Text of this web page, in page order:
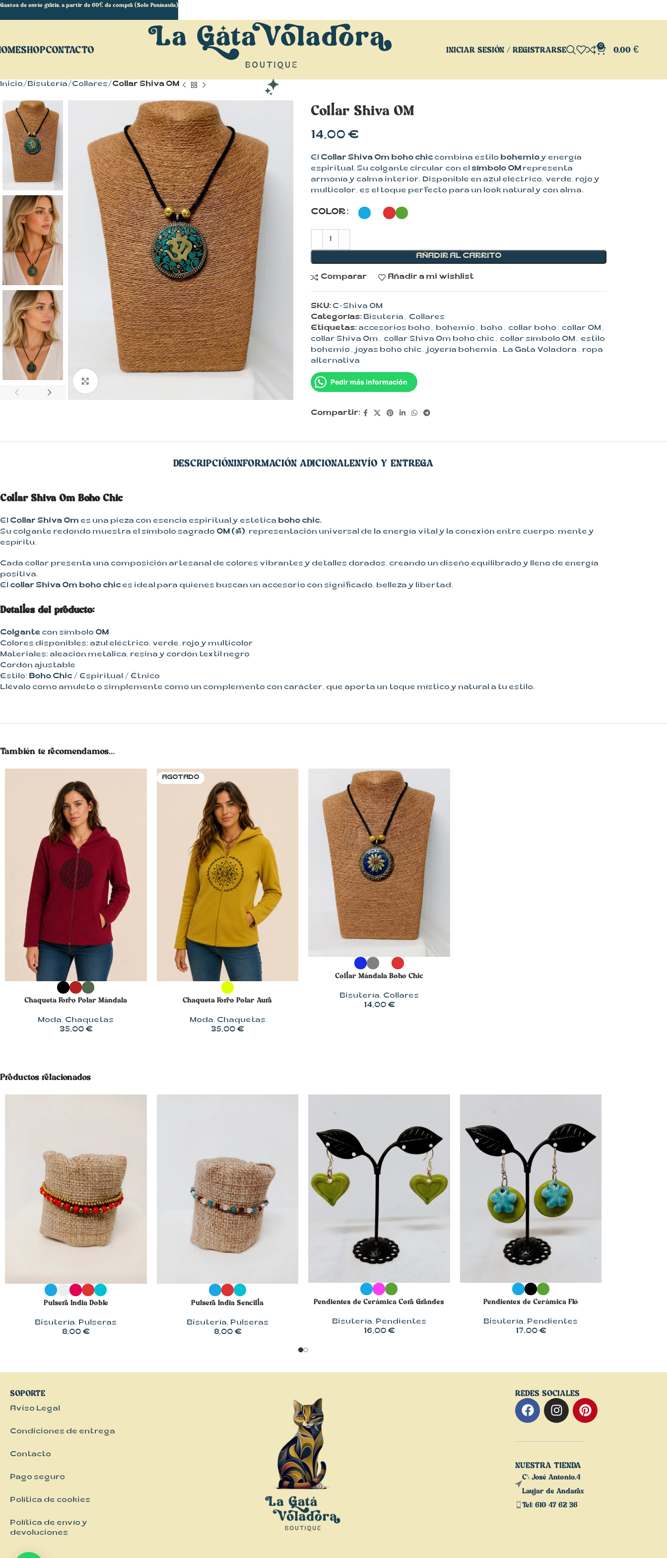
SHOP
CON MUCHO
ESTILO
Blusas
Chalecos
Chaquetas
CONTACTO INICIAR SESIÓN / REGISTRARSE 0 0,00 €
Inicio Bisutería Collares Collar Shiva OM
Collar Shiva OM
14,00 €
El Collar Shiva Om boho chiccombina estilo bohemioy energía
espiritual. Su colgante circular con elsímbolo OMrepresenta
armonía y calma interior. Disponible en azul eléctrico, verde, rojo y
multicolor, es el toque perfecto para un look natural y con alma.
COLOR
AÑADIR AL CARRITO
Comparar Añadir a mi wishlist
SKU: C-Shiva OM
Categorías: Bisutería , Collares
Etiquetas: accesorios boho , bohemio , boho , collar boho , collar OM ,
collar Shiva Om , collar Shiva Om boho chic, collar símbolo OM , estilo
bohemio , joyas boho chic, joyería bohemia , La Gata Voladora , ropa
alternativa
Pedir más información
Compartir:
DESCRIPCIÓNINFORMACIÓN ADICIONALENVÍO Y ENTREGA
Collar Shiva Om Boho Chic
El Collar Shiva Om es una pieza con esencia espiritual y estética boho chic.
Su colgante redondo muestra el símbolo sagrado OM (ॐ), representación universal de la energía vital y la conexión entre cuerpo, mente y
espíritu.
Cada collar presenta una composición artesanal de colores vibrantes y detalles dorados, creando un diseño equilibrado y lleno de energía
positiva.
El collar Shiva Om boho chic es ideal para quienes buscan un accesorio con significado, belleza y libertad.
Detalles del producto:
Colgante con símbolo OM
Colores disponibles: azul eléctrico, verde, rojo y multicolor
Materiales: aleación metálica, resina y cordón textil negro
Cordón ajustable
Estilo: Boho Chic / Espiritual / Étnico
Llévalo como amuleto o simplemente como un complemento con carácter, que aporta un toque místico y natural a tu estilo.
También te recomendamos…
SELECCIONAR OPCIONES
Chaqueta Forro Polar Mándala
Moda, Chaquetas
35,00 €
AGOTADO
SELECCIONAR OPCIONES
Chaqueta Forro Polar Aura
Moda, Chaquetas
35,00 €
SELECCIONAR OPCIONES
Collar Mándala Boho Chic
Bisutería, Collares
14,00 €
Productos relacionados
SELECCIONAR OPCIONES
Pulsera India Doble
Bisutería, Pulseras
8,00 €
SELECCIONAR OPCIONES
Pulsera India Sencilla
Bisutería, Pulseras
8,00 €
SELECCIONAR OPCIONES
Pendientes de Cerámica Cora Grandes
Bisutería, Pendientes
16,00 €
SELECCIONAR OPCIONES
Pendientes de Cerámica Fló
Bisutería, Pendientes
17,00 €
SOPORTE
Aviso Legal
Condiciones de entrega
Contacto
Pago seguro
Política de cookies
Política de envío y
devoluciones
REDES SOCIALES
NUESTRA TIENDA
C\ José Antonio,4
Laujar de Andarax
Tel: 610 47 62 36
Gastos de envío gratis, a partir de 60€ de compra (Solo Península)